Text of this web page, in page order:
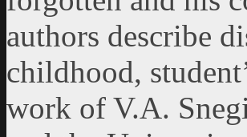
authors describe
childhood,
work of V.A.